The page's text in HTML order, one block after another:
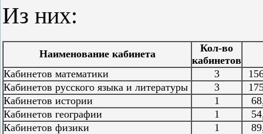
Из них:
Наименование кабинета
Кол-во
кабинетов
Кабинетов математики
3
Кабинетов русского языка и литературы
3
Кабинетов истории
1
Кабинетов географии
1
Кабинетов физики
1